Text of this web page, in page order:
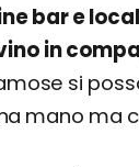
bar e
in
si
mano ma